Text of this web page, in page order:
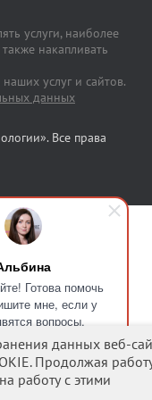
Готова помочь
мне, если у
вопросы.
данных веб-
Продолжая
работу с этими
услуги, наиболее
накапливать
услуг и сайтов.
данных
Все права